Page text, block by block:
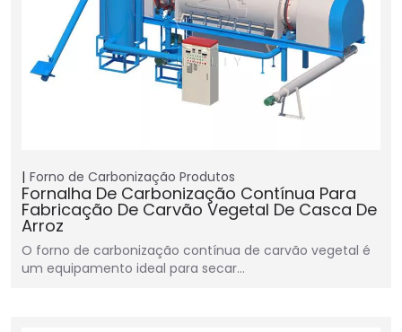
Forno de Carbonização Produtos
Fornalha De Carbonização Contínua Para
Fabricação De Carvão Vegetal De Casca De
Arroz
O forno de carbonização contínua de carvão vegetal é
um equipamento ideal para secar…